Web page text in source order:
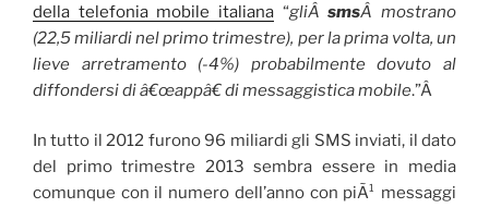
della telefonia mobile italiana “gliÂsmsÂ mostrano
(22,5 miliardi nel primo trimestre), per la prima volta, un
lieve arretramento (-4%) probabilmente dovuto al
diffondersi di â€œappâ€ di messaggistica mobile.”Â
In tutto il 2012 furono 96 miliardi gli SMS inviati, il dato
del primo trimestre 2013 sembra essere in media
comunque con il numero dell’anno con piÃ¹ messaggi